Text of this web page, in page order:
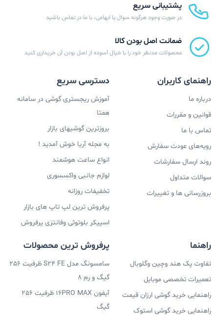
پشتیبانی سریع
در صورت وجود هرگونه سوال یا ابهامی، با ما در تماس باشید
ضمانت اصل بودن کالا
محصولات مدنظر خود را با خیال آسوده از اصل بودن آن خریداری کنید
راهنمای کاربران
درباره ما
قوانین و مقررات
تماس با ما
رویه‌های عودت سفارش
روند ارسال سفارشات
سوالات متداول
بروزرسانی ها و تغییرات
دسترسی سریع
آموزش ریجستری گوشی در سامانه
همتا
بروزترین گوشیهای بازار
به مجله آریا خوش آمدید !
انواع ساعت هوشمند
لوازم جانبی واکسسوری
تخفیفات روزانه
پرفروش ترین لپ تاپ های بازار
اسپیکر بلوتوثی وفانتزی پرفروش
راهنما
تفاوت پک هند وچین وگلوبال
تعمیرات تخصصی موبایل
راهنمایی خرید گوشی ارزان قیمت
راهنمایی خرید گوشی استوک
پرفروش ترین محصولات
سامسونگ مدل S24 FE ظرفیت 256
گیگ و رم 8
آیفون 16PRO MAX ظرفیت 256
گیگ